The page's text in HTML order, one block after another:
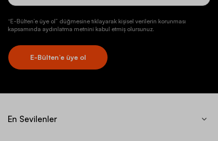
“E-Bülten’e üye ol” düğmesine tıklayarak kişisel verilerin korunması
kapsamında aydınlatma metnini kabul etmiş olursunuz.
E-Bülten’e üye ol
En Sevilenler